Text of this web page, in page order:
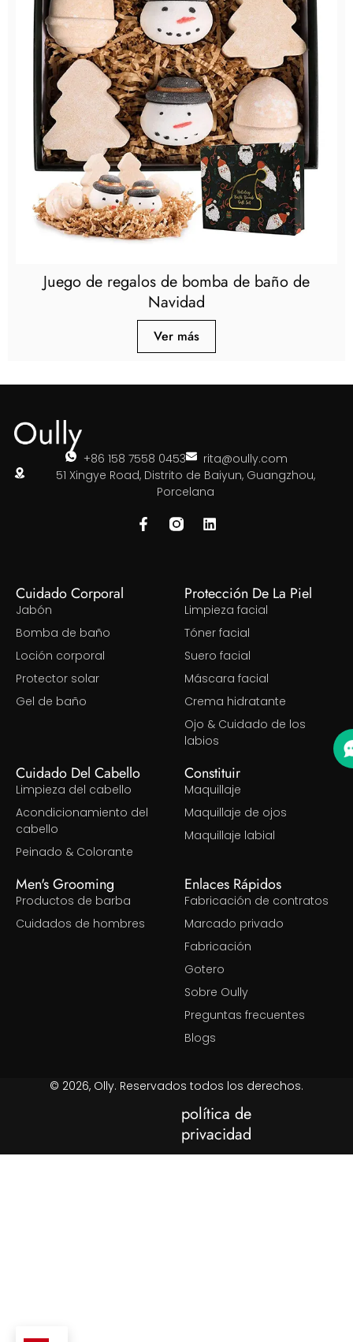
Juego de regalos de bomba de baño de
Navidad
Ver más
+86 158 7558 0453
rita@oully.com
51 Xingye Road, Distrito de Baiyun, Guangzhou,
Porcelana
Cuidado Corporal
Jabón
Bomba de baño
Loción corporal
Protector solar
Gel de baño
Protección De La Piel
Limpieza facial
Tóner facial
Suero facial
Máscara facial
Crema hidratante
Ojo & Cuidado de los
labios
Cuidado Del Cabello
Limpieza del cabello
Acondicionamiento del
cabello
Peinado & Colorante
Constituir
Maquillaje
Maquillaje de ojos
Maquillaje labial
Men's Grooming
Productos de barba
Cuidados de hombres
Enlaces Rápidos
Fabricación de contratos
Marcado privado
Fabricación
Gotero
Sobre Oully
Preguntas frecuentes
Blogs
© 2026, Olly. Reservados todos los derechos.
política de
privacidad